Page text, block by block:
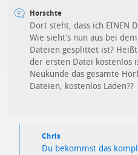
Horschte
Dort steht, dass ich EINEN
Wie sieht’s nun aus bei
Dateien gesplittet ist?
der ersten Datei kostenlos
Neukunde das gesamte
Dateien, kostenlos Laden??
Chris
Du bekommst das